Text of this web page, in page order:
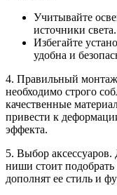
Учитывайте
источники света.
Избегайте
удобна и
4. Правильный
необходимо строго
качественные
привести к
эффекта.
5. Выбор аксессуаров.
ниши стоит
дополнят ее стиль и